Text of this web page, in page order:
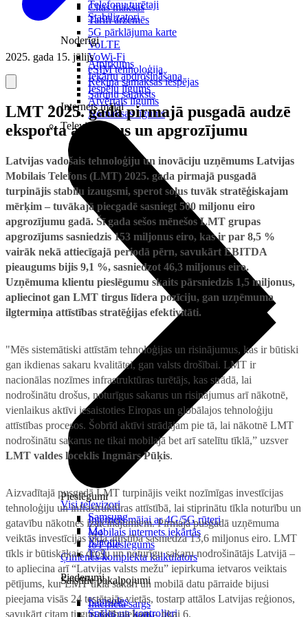
Citas maksas
Tarifi ārzemēs
5G pārklājuma karte
VoLTE
VoWi-Fi
eSIM tehnoloģija
Rēķina samaksas iespējas
Sarunu saraksts
Internets mājai
Pieslēgumi
Internets mājai ar 4G/5G rūteri
Mobilais internets iekārtās
IoT pieslēgums
Ģimenes komplekta kalkulators
Saistītie pakalpojumi
Interneta sargs
Telefonu turētaji
Stabilizatori
Noderīgi
Atpirkums
Iekārtu apdrošināšana
Iespēju līgums
Atvērtais līgums
Nomaksas līgums
Televizori
Visi televizori
Samsung
LG
Xiaomi
TCL
Piederumi
Konsoles
Spēles un kontrolieri
2025. gada 15. jūlijs
LMT 2025. gada pirmajā pusgadā audzē
eksporta apjomus un apgrozījumu
Latvijas vadošais tehnoloģiju un inovāciju uzņēmums Latvijas
Mobilais Telefons (LMT) 2025. gada pirmajā pusgadā
turpinājis stabilu izaugsmi, sperot soļus tuvāk stratēģiskajam
mērķim – tuvākajā piecgadē sasniegt 500 miljonu eiro
apgrozījumu gadā. Šī gada sešos mēnešos LMT grupas
apgrozījums sasniedzis 153 miljonus eiro, kas ir par 8,5 %
vairāk nekā attiecīgajā periodā pērn, savukārt EBITDA
pieaugums bijis 9,1 %, sasniedzot 46,3 miljonus eiro.
Uzņēmuma klientu pieslēgumu skaits pārsniedzis 1,5 miljonus,
apliecinot gan LMT tirgus līdera pozīciju, gan uzņēmuma
ilgtermiņa attīstības stratēģijas efektivitāti.
"Mēs sistemātiski attīstām tehnoloģijas un risinājumus, kas ir būtiski
gan ikdienas sakaru kvalitātei, gan valsts drošībai. LMT ir
nacionālas nozīmes infrastruktūras turētājs, kas strādā, lai
nodrošinātu drošus, noturīgus sakarus un risinājumus arī nākotnē,
vienlaikus aktīvi iesaistoties Eiropas un globālajos tehnoloģiju
attīstības procesos. Šobrīd aktīvi strādājam pie tā, lai nākotnē LMT
nodrošinātu sakarus ne tikai mobilajā bet arī satelītu tīklā,” uzsver
LMT valdes loceklis Ingmārs Pūķis.
Aizvadītajā pusgadā LMT turpinājis veikt nozīmīgas investīcijas
tehnoloģiju un infrastruktūras attīstībā, lai stiprinātu tīkla noturību un
gatavību nākotnes izaicinājumiem. Pirmajā pusgadā uzņēmuma
veiktās investīcijas tīkla attīstībā sasniedza 13,6 miljonus eiro. LMT
tīkls ir būtiskākais drošu un noturīgu sakaru nodrošinātājs Latvijā –
to apliecina arī “Latvijas valsts mežu” iepirkuma ietvaros veiktais
pētījums, kur LMT tīklā sakari un mobilā datu pārraide bijusi
pieejama visās 24 testētajās vietās, tostarp attālos Latvijas reģionos,
savukārt citam tirgus dalībniekam – tikai 6.